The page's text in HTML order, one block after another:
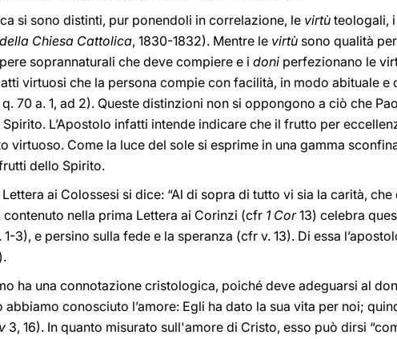
si sono distinti, pur ponendoli in correlazione, le virtù teologali, i
Chiesa Cattolica, 1830-1832). Mentre le virtù sono qualità
soprannaturali che deve compiere e i doni perfezionano le
virtuosi che la persona compie con facilità, in modo abituale e
q. 70 a. 1, ad 2). Queste distinzioni non si oppongono a ciò che
L’Apostolo infatti intende indicare che il frutto per
virtuoso. Come la luce del sole si esprime in una gamma
dello Spirito.
ai Colossesi si dice: “Al di sopra di tutto vi sia la carità,
contenuto nella prima Lettera ai Corinzi (cfr 1 Cor13) celebra
3), e persino sulla fede e la speranza (cfr v. 13). Di essa
ha una connotazione cristologica, poiché deve adeguarsi al
abbiamo conosciuto l’amore: Egli ha dato la sua vita per noi;
3, 16). In quanto misurato sull'amore di Cristo, esso può dirsi